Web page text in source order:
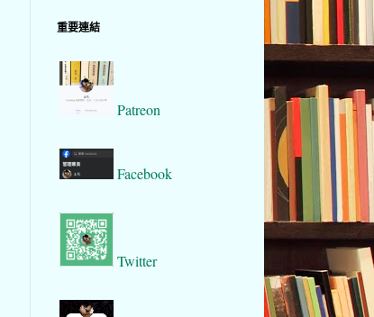
重要連結
Patreon
Facebook
Twitter